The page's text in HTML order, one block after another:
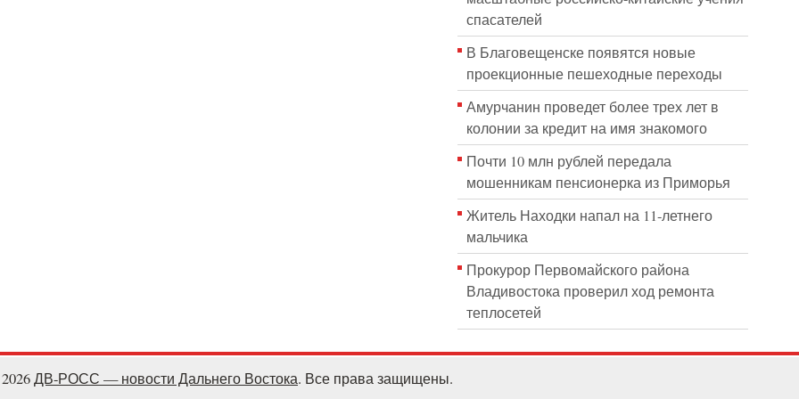
спасателей
В Благовещенске появятся новые
проекционные пешеходные переходы
Амурчанин проведет более трех лет в
колонии за кредит на имя знакомого
Почти 10 млн рублей передала
мошенникам пенсионерка из Приморья
Житель Находки напал на 11-летнего
мальчика
Прокурор Первомайского района
Владивостока проверил ход ремонта
теплосетей
ДВ-РОСС — новости Дальнего Востока. Все права защищены.